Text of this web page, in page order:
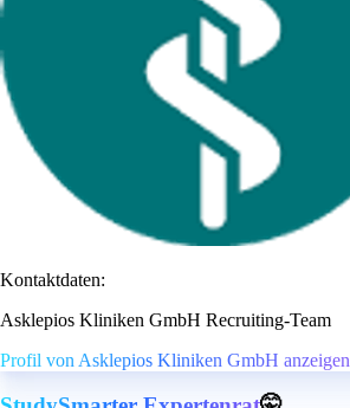
Kontaktdaten:
Asklepios Kliniken GmbH Recruiting-Team
Profil von Asklepios Kliniken GmbH anzeigen